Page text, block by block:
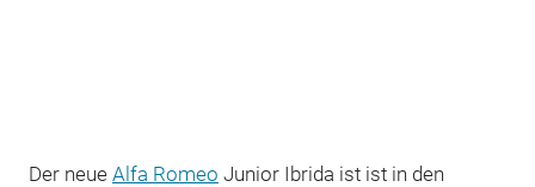
Der neue Alfa Romeo Junior Ibrida ist ist in den